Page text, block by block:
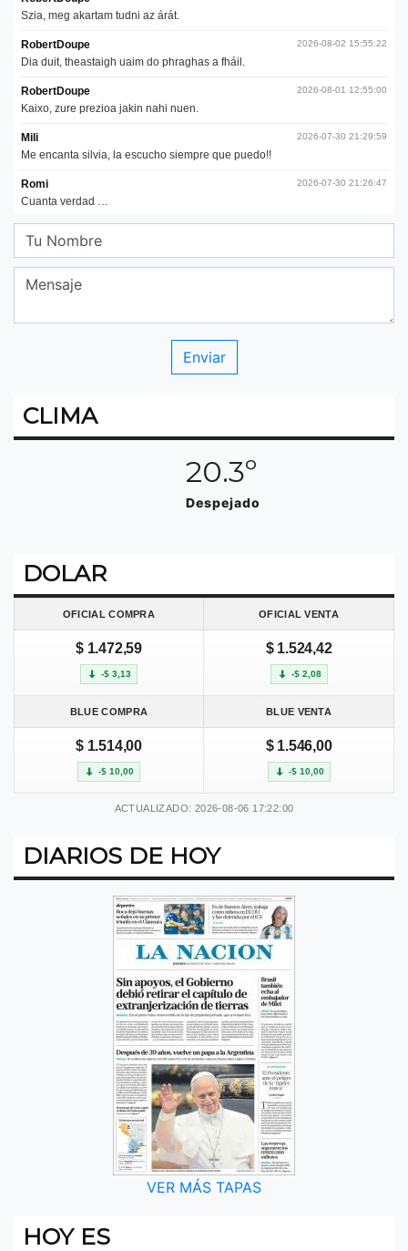
CLIMA
20.3º
Despejado
DOLAR
OFICIAL COMPRA OFICIAL VENTA
$ 1.472,59
-$ 3,13
$ 1.524,42
-$ 2,08
BLUE COMPRA BLUE VENTA
$ 1.514,00
-$ 10,00
$ 1.546,00
-$ 10,00
ACTUALIZADO: 2026-08-06 17:22:00
DIARIOS DE HOY
VER MÁS TAPAS
HOY ES